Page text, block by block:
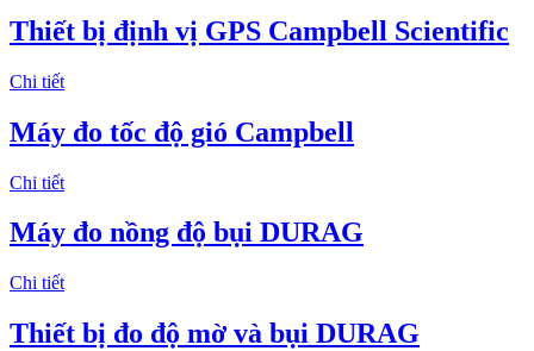
Thiết bị định vị GPS Campbell Scientific
Chi tiết
Máy đo tốc độ gió Campbell
Chi tiết
Máy đo nồng độ bụi DURAG
Chi tiết
Thiết bị đo độ mờ và bụi DURAG